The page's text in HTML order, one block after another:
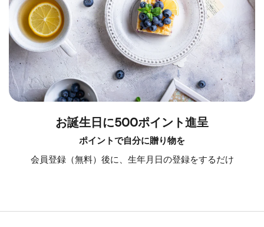
お誕生日に500ポイント進呈
ポイントで自分に贈り物を
会員登録（無料）後に、生年月日の登録をするだけ